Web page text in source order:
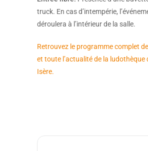
truck. En cas d’intempérie,
déroulera à l’intérieur de la salle.
Retrouvez le programme complet
et toute l’actualité de la ludothèque
Isère.